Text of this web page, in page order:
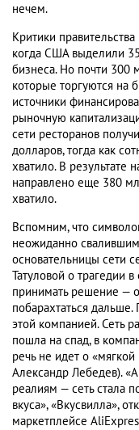
нечем.
Критики
когда США выделили
бизнеса. Но почти 300
которые торгуются на
источники
рыночную
сети ресторанов
долларов, тогда как
хватило. В результате
направлено еще 380
хватило.
Вспомним, что
неожиданно
основательницы сети
Татуловой о трагедии
принимать решение —
побарахтаться
этой компанией. Сеть
пошла на спад, в
речь не идет о
Александр Лебедев).
реалиям — сеть стала
вкуса», «Вкусвилла»,
маркетплейсе